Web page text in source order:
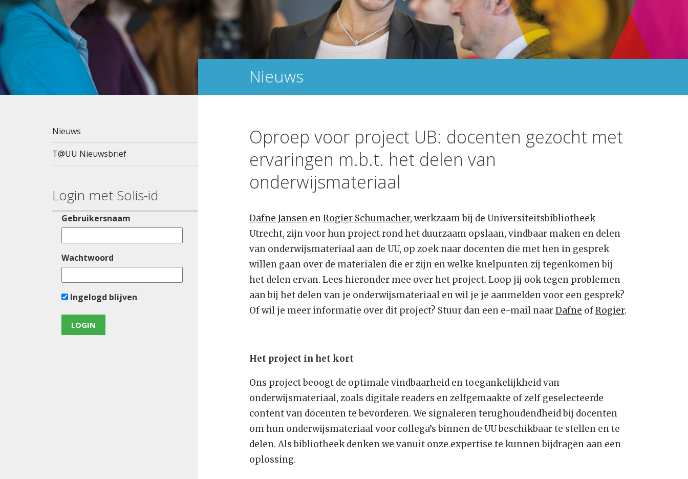
Nieuws
T@UU Nieuwsbrief
Login met Solis-id
Gebruikersnaam
Wachtwoord
Ingelogd blijven
Nieuws
Oproep voor project UB: docenten gezocht met
ervaringen m.b.t. het delen van
onderwijsmateriaal
Dafne Jansen enRogier Schumacher, werkzaam bij de Universiteitsbibliotheek
Utrecht, zijn voor hun project rond het duurzaam opslaan, vindbaar maken en delen
van onderwijsmateriaal aan de UU, op zoek naar docenten die met hen in gesprek
willen gaan over de materialen die er zijn en welke knelpunten zij tegenkomen bij
het delen ervan. Lees hieronder mee over het project. Loop jij ook tegen problemen
aan bij het delen van je onderwijsmateriaal en wil je je aanmelden voor een gesprek?
Of wil je meer informatie over dit project? Stuur dan een e-mail naarDafne ofRogier.
Het project in het kort
Ons project beoogt de optimale vindbaarheid en toegankelijkheid van
onderwijsmateriaal, zoals digitale readers en zelfgemaakte of zelf geselecteerde
content van docenten te bevorderen. We signaleren terughoudendheid bij docenten
om hun onderwijsmateriaal voor collega’s binnen de UU beschikbaar te stellen en te
delen. Als bibliotheek denken we vanuit onze expertise te kunnen bijdragen aan een
oplossing.